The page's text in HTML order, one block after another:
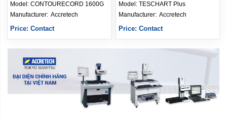
Model: CONTOURECORD 1600G
Accretech
Price: Contact
Model: TESCHART Plus
Manufacturer: Accretech
Price: Contact